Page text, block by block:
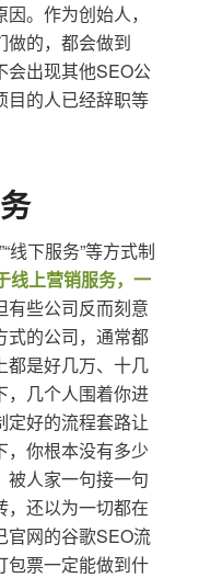
。作为创始人，
做的，都会做到
会出现其他SEO公
目的人已经辞职等
线下服务”等方式制
线上营销服务，一
有些公司反而刻意
式的公司，通常都
都是好几万、十几
，几个人围着你进
定好的流程套路让
，你根本没有多少
被人家一句接一句
，还以为一切都在
官网的谷歌SEO流
包票一定能做到什